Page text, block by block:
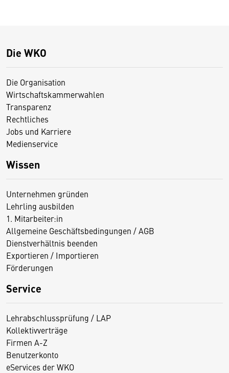
Die WKO
Die Organisation
Wirtschaftskammerwahlen
Transparenz
Rechtliches
Jobs und Karriere
Medienservice
Wissen
Unternehmen gründen
Lehrling ausbilden
1. Mitarbeiter:in
Allgemeine Geschäftsbedingungen / AGB
Dienstverhältnis beenden
Exportieren / Importieren
Förderungen
Service
Lehrabschlussprüfung / LAP
Kollektivverträge
Firmen A-Z
Benutzerkonto
eServices der WKO